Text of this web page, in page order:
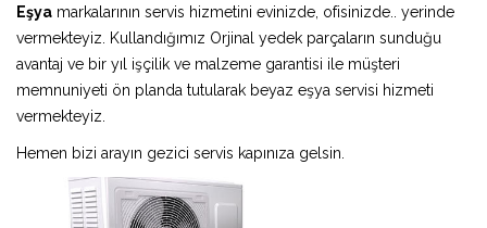
Eşya markalarının servis hizmetini evinizde, ofisinizde.. yerinde
vermekteyiz. Kullandığımız Orjinal yedek parçaların sunduğu
avantaj ve bir yıl işçilik ve malzeme garantisi ile müşteri
memnuniyeti ön planda tutularak beyaz eşya servisi hizmeti
vermekteyiz.
Hemen bizi arayın gezici servis kapınıza gelsin.